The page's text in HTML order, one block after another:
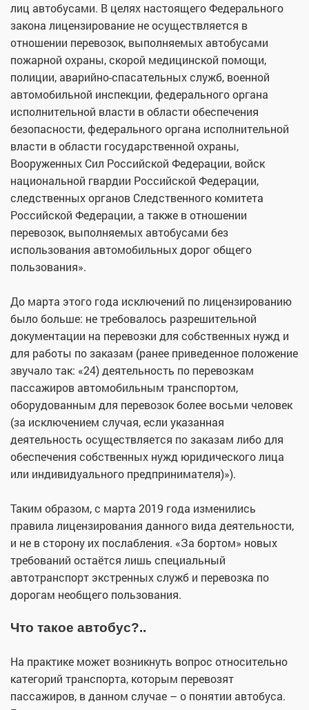
лиц автобусами. В целях настоящего Федерального
закона лицензирование не осуществляется в
отношении перевозок, выполняемых автобусами
пожарной охраны, скорой медицинской помощи,
полиции, аварийно-спасательных служб, военной
автомобильной инспекции, федерального органа
исполнительной власти в области обеспечения
безопасности, федерального органа исполнительной
власти в области государственной охраны,
Вооруженных Сил Российской Федерации, войск
национальной гвардии Российской Федерации,
следственных органов Следственного комитета
Российской Федерации, а также в отношении
перевозок, выполняемых автобусами без
использования автомобильных дорог общего
пользования».
До марта этого года исключений по лицензированию
было больше: не требовалось разрешительной
документации на перевозки для собственных нужд и
для работы по заказам (ранее приведенное положение
звучало так: «24) деятельность по перевозкам
пассажиров автомобильным транспортом,
оборудованным для перевозок более восьми человек
(за исключением случая, если указанная
деятельность осуществляется по заказам либо для
обеспечения собственных нужд юридического лица
или индивидуального предпринимателя)»).
Таким образом, с марта 2019 года изменились
правила лицензирования данного вида деятельности,
и не в сторону их послабления. «За бортом» новых
требований остаётся лишь специальный
автотранспорт экстренных служб и перевозка по
дорогам необщего пользования.
Что такое автобус?..
На практике может возникнуть вопрос относительно
категорий транспорта, которым перевозят
пассажиров, в данном случае – о понятии автобуса.